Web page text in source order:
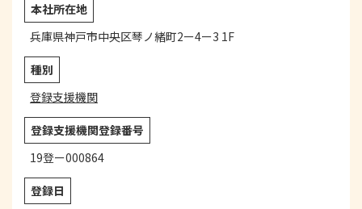
本社所在地
兵庫県神戸市中央区琴ノ緒町2ー4ー3 1F
種別
登録支援機関
登録支援機関登録番号
19登ー000864
登録日